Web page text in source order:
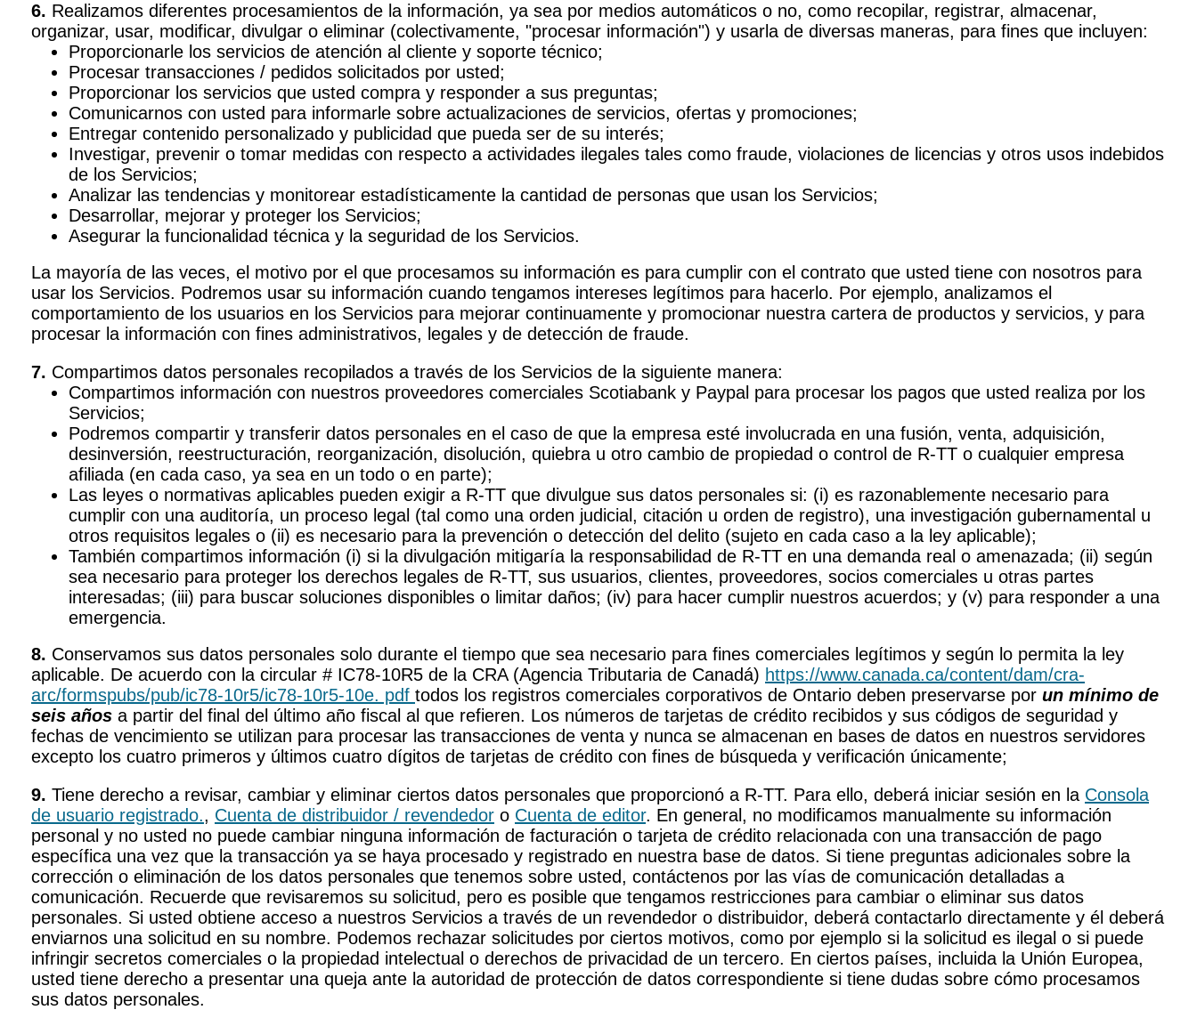
6. Realizamos diferentes procesamientos de la información, ya sea por medios automáticos o no, como recopilar, registrar, almacenar,
organizar, usar, modificar, divulgar o eliminar (colectivamente, "procesar información") y usarla de diversas maneras, para fines que incluyen:
Proporcionarle los servicios de atención al cliente y soporte técnico;
Procesar transacciones / pedidos solicitados por usted;
Proporcionar los servicios que usted compra y responder a sus preguntas;
Comunicarnos con usted para informarle sobre actualizaciones de servicios, ofertas y promociones;
Entregar contenido personalizado y publicidad que pueda ser de su interés;
Investigar, prevenir o tomar medidas con respecto a actividades ilegales tales como fraude, violaciones de licencias y otros usos indebidos
de los Servicios;
Analizar las tendencias y monitorear estadísticamente la cantidad de personas que usan los Servicios;
Desarrollar, mejorar y proteger los Servicios;
Asegurar la funcionalidad técnica y la seguridad de los Servicios.
La mayoría de las veces, el motivo por el que procesamos su información es para cumplir con el contrato que usted tiene con nosotros para
usar los Servicios. Podremos usar su información cuando tengamos intereses legítimos para hacerlo. Por ejemplo, analizamos el
comportamiento de los usuarios en los Servicios para mejorar continuamente y promocionar nuestra cartera de productos y servicios, y para
procesar la información con fines administrativos, legales y de detección de fraude.
7. Compartimos datos personales recopilados a través de los Servicios de la siguiente manera:
Compartimos información con nuestros proveedores comerciales Scotiabank y Paypal para procesar los pagos que usted realiza por los
Servicios;
Podremos compartir y transferir datos personales en el caso de que la empresa esté involucrada en una fusión, venta, adquisición,
desinversión, reestructuración, reorganización, disolución, quiebra u otro cambio de propiedad o control de R-TT o cualquier empresa
afiliada (en cada caso, ya sea en un todo o en parte);
Las leyes o normativas aplicables pueden exigir a R-TT que divulgue sus datos personales si: (i) es razonablemente necesario para
cumplir con una auditoría, un proceso legal (tal como una orden judicial, citación u orden de registro), una investigación gubernamental u
otros requisitos legales o (ii) es necesario para la prevención o detección del delito (sujeto en cada caso a la ley aplicable);
También compartimos información (i) si la divulgación mitigaría la responsabilidad de R-TT en una demanda real o amenazada; (ii) según
sea necesario para proteger los derechos legales de R-TT, sus usuarios, clientes, proveedores, socios comerciales u otras partes
interesadas; (iii) para buscar soluciones disponibles o limitar daños; (iv) para hacer cumplir nuestros acuerdos; y (v) para responder a una
emergencia.
8. Conservamos sus datos personales solo durante el tiempo que sea necesario para fines comerciales legítimos y según lo permita la ley
aplicable. De acuerdo con la circular # IC78-10R5 de la CRA (Agencia Tributaria de Canadá) https://www.canada.ca/content/dam/cra-
arc/formspubs/pub/ic78-10r5/ic78-10r5-10e. pdf todos los registros comerciales corporativos de Ontario deben preservarse por un mínimo de
seis años a partir del final del último año fiscal al que refieren. Los números de tarjetas de crédito recibidos y sus códigos de seguridad y
fechas de vencimiento se utilizan para procesar las transacciones de venta y nunca se almacenan en bases de datos en nuestros servidores
excepto los cuatro primeros y últimos cuatro dígitos de tarjetas de crédito con fines de búsqueda y verificación únicamente;
9. Tiene derecho a revisar, cambiar y eliminar ciertos datos personales que proporcionó a R-TT. Para ello, deberá iniciar sesión en la Consola
de usuario registrado., Cuenta de distribuidor / revendedor o Cuenta de editor. En general, no modificamos manualmente su información
personal y no usted no puede cambiar ninguna información de facturación o tarjeta de crédito relacionada con una transacción de pago
específica una vez que la transacción ya se haya procesado y registrado en nuestra base de datos. Si tiene preguntas adicionales sobre la
corrección o eliminación de los datos personales que tenemos sobre usted, contáctenos por las vías de comunicación detalladas a
comunicación. Recuerde que revisaremos su solicitud, pero es posible que tengamos restricciones para cambiar o eliminar sus datos
personales. Si usted obtiene acceso a nuestros Servicios a través de un revendedor o distribuidor, deberá contactarlo directamente y él deberá
enviarnos una solicitud en su nombre. Podemos rechazar solicitudes por ciertos motivos, como por ejemplo si la solicitud es ilegal o si puede
infringir secretos comerciales o la propiedad intelectual o derechos de privacidad de un tercero. En ciertos países, incluida la Unión Europea,
usted tiene derecho a presentar una queja ante la autoridad de protección de datos correspondiente si tiene dudas sobre cómo procesamos
sus datos personales.